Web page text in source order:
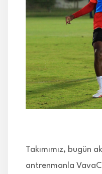
İLETİŞİM
Takımımız, bugün
antrenmanla